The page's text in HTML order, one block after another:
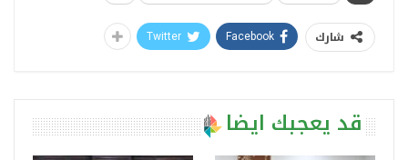
شارك Facebook
Twitter
قد يعجبك ايضا